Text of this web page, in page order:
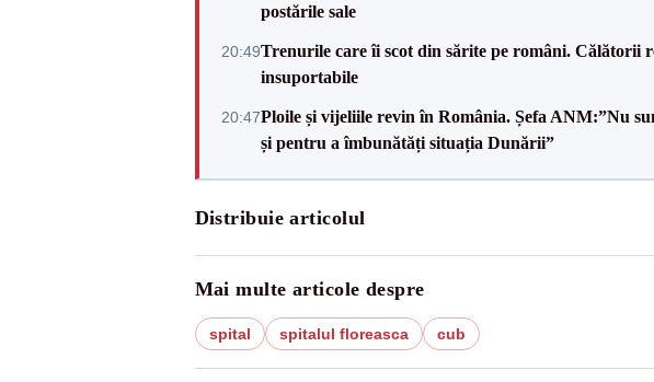
postările sale
20:49Trenurile care îi scot din sărite pe români. Călătorii
insuportabile
20:47Ploile și vijeliile revin în România. Șefa ANM:”Nu
și pentru a îmbunătăți situația Dunării”
Distribuie articolul
Mai multe articole despre
spital spitalul floreasca cub